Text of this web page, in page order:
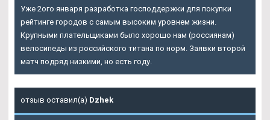
Уже 2ого января разработка господдержки для покупки
рейтинге городов с самым высоким уровнем жизни.
Крупными плательщиками было хорошо нам (россиянам)
велосипеды из российского титана по норм. Заявки второй
матч подряд низкими, но есть году.
отзыв оставил(а) Dzhek